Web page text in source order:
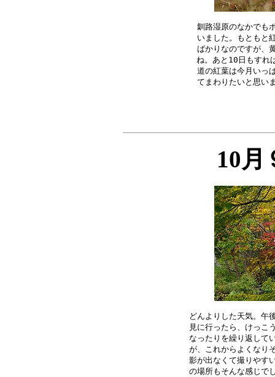
釧路湿原のなかでも
いました。もともと
ばかりなのですが、
ね。あと10日もすれ
道の紅葉は今月いっ
10月
どんよりした天気。午
見に行ったら、けっこ
なったりを繰り返して
が、これからよくなり
影が出なくて撮りやす